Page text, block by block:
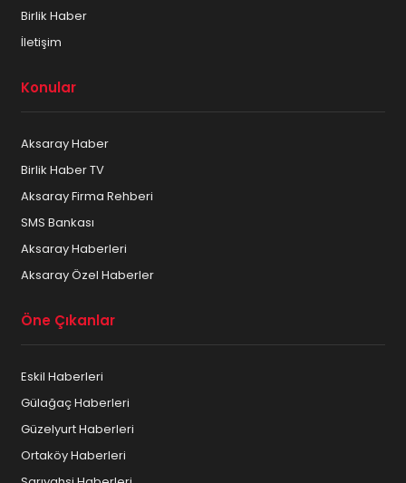
Birlik Haber
İletişim
Konular
Aksaray Haber
Birlik Haber TV
Aksaray Firma Rehberi
SMS Bankası
Aksaray Haberleri
Aksaray Özel Haberler
Öne Çıkanlar
Eskil Haberleri
Gülağaç Haberleri
Güzelyurt Haberleri
Ortaköy Haberleri